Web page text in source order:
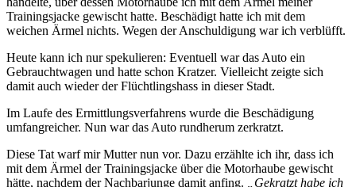
Trainingsjacke gewischt hatte. Beschädigt hatte ich mit dem
weichen Ärmel nichts. Wegen der Anschuldigung war ich verblüfft.
Heute kann ich nur spekulieren: Eventuell war das Auto ein
Gebrauchtwagen und hatte schon Kratzer. Vielleicht zeigte sich
damit auch wieder der Flüchtlingshass in dieser Stadt.
Im Laufe des Ermittlungsverfahrens wurde die Beschädigung
umfangreicher. Nun war das Auto rundherum zerkratzt.
Diese Tat warf mir Mutter nun vor. Dazu erzählte ich ihr, dass ich
mit dem Ärmel der Trainingsjacke über die Motorhaube gewischt
hätte, nachdem der Nachbarjunge damit anfing.
„Gekratzt habe ich